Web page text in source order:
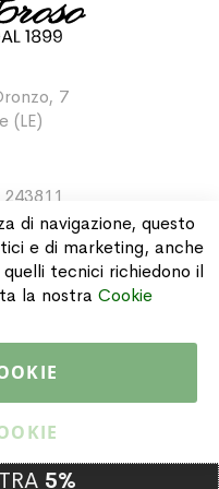
7
(LE)
di navigazione, questo
e di marketing, anche
tecnici richiedono il
la nostra Cookie
5%